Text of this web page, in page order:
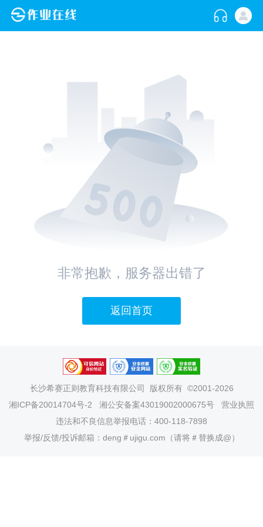
非常抱歉，服务器出错了
返回首页
长沙希赛正则教育科技有限公司
版权所有 ©2001-2026
湘ICP备20014704号-2
湘公安备案43019002000675号
营业执照
违法和不良信息举报电话：400-118-7898
举报/反馈/投诉邮箱：deng＃ujigu.com（请将＃替换成@）